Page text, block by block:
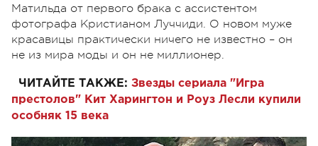
Матильда от первого брака с ассистентом
фотографа Кристианом Луччиди. О новом муже
красавицы практически ничего не известно – он
не из мира моды и он не миллионер.
ЧИТАЙТЕ ТАКЖЕ: Звезды сериала "Игра
престолов" Кит Харингтон и Роуз Лесли купили
особняк 15 века